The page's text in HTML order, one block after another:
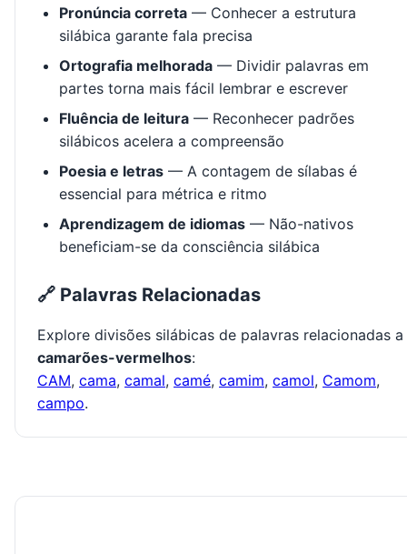
Pronúncia correta — Conhecer a estrutura
silábica garante fala precisa
Ortografia melhorada — Dividir palavras em
partes torna mais fácil lembrar e escrever
Fluência de leitura — Reconhecer padrões
silábicos acelera a compreensão
Poesia e letras — A contagem de sílabas é
essencial para métrica e ritmo
Aprendizagem de idiomas — Não-nativos
beneficiam-se da consciência silábica
🔗 Palavras Relacionadas
Explore divisões silábicas de palavras relacionadas a
camarões-vermelhos:
CAM, cama, camal, camé, camim, camol, Camom,
campo.